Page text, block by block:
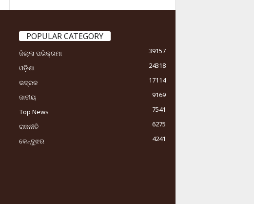
POPULAR CATEGORY
ଜିଲ୍ଲା ପରିକ୍ରମା
39157
ଓଡ଼ିଶା
24318
ଭଦ୍ରକ
17114
ଜାତୀୟ
9169
Top News
7541
ରାଜନୀତି
6275
କେନ୍ଦୁଝର
4241